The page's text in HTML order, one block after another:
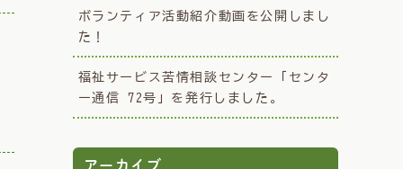
ボランティア活動紹介動画を公開しまし
た！
福祉サービス苦情相談センター「センタ
ー通信 72号」を発行しました。
アーカイブ